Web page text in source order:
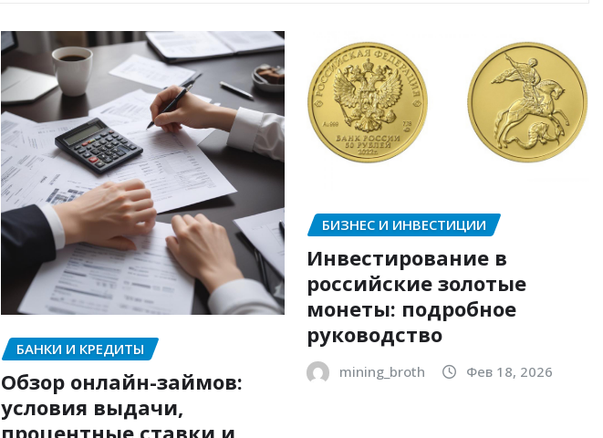
БАНКИ И КРЕДИТЫ
Обзор онлайн-займов:
условия выдачи,
БИЗНЕС И ИНВЕСТИЦИИ
Инвестирование в
российские золотые
монеты: подробное
руководство
mining_broth Фев 18, 2026